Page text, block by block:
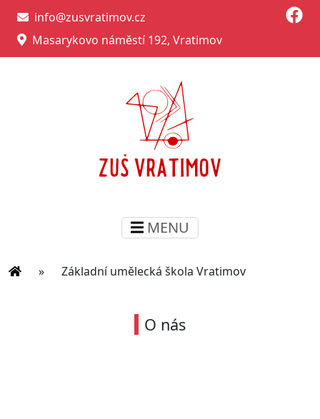
info@zusvratimov.cz
Masarykovo náměstí 192, Vratimov
MENU
» Základní umělecká škola Vratimov
O nás